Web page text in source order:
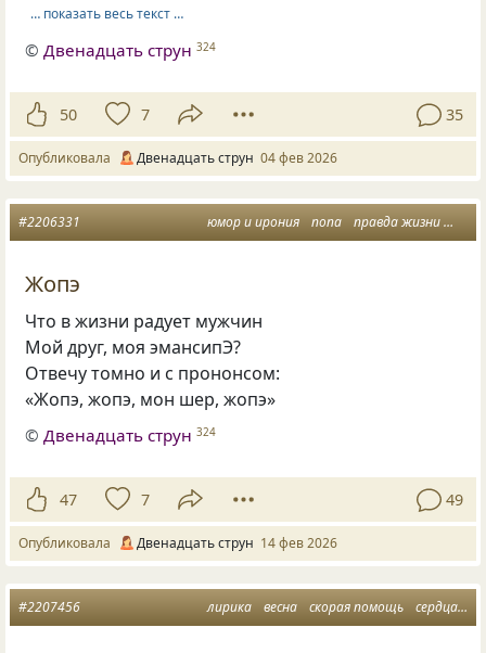
… показать весь текст …
© Двенадцать струн 324
50 7 35
Опубликовала Двенадцать струн 04 фев 2026
юмор и ирония попа правда жизни
#2206331
Жопэ
Что в жизни радует мужчин
Мой друг, моя эмансипЭ?
Отвечу томно и с прононсом:
«Жопэ, жопэ, мон шер, жопэ»
© Двенадцать струн 324
47 7 49
Опубликовала Двенадцать струн 14 фев 2026
лирика весна скорая помощь сердца
#2207456